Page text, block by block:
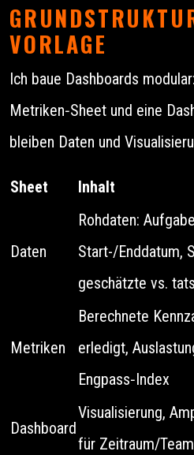
VORLAGE
Ich baue Dashboards
Metriken‑Sheet und eine
bleiben Daten und
Sheet Inhalt
Daten
Rohdaten:
Start-/Enddatum,
geschätzte vs.
Metriken
Berechnete
erledigt,
Engpass‑Index
Dashboard
Visualisierung,
für Zeitraum/